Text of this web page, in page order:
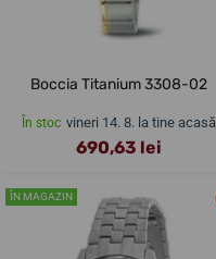
Boccia Titanium 3308-02
În stoc vineri 14. 8. la tine acasă
690,63 lei
ÎN MAGAZIN